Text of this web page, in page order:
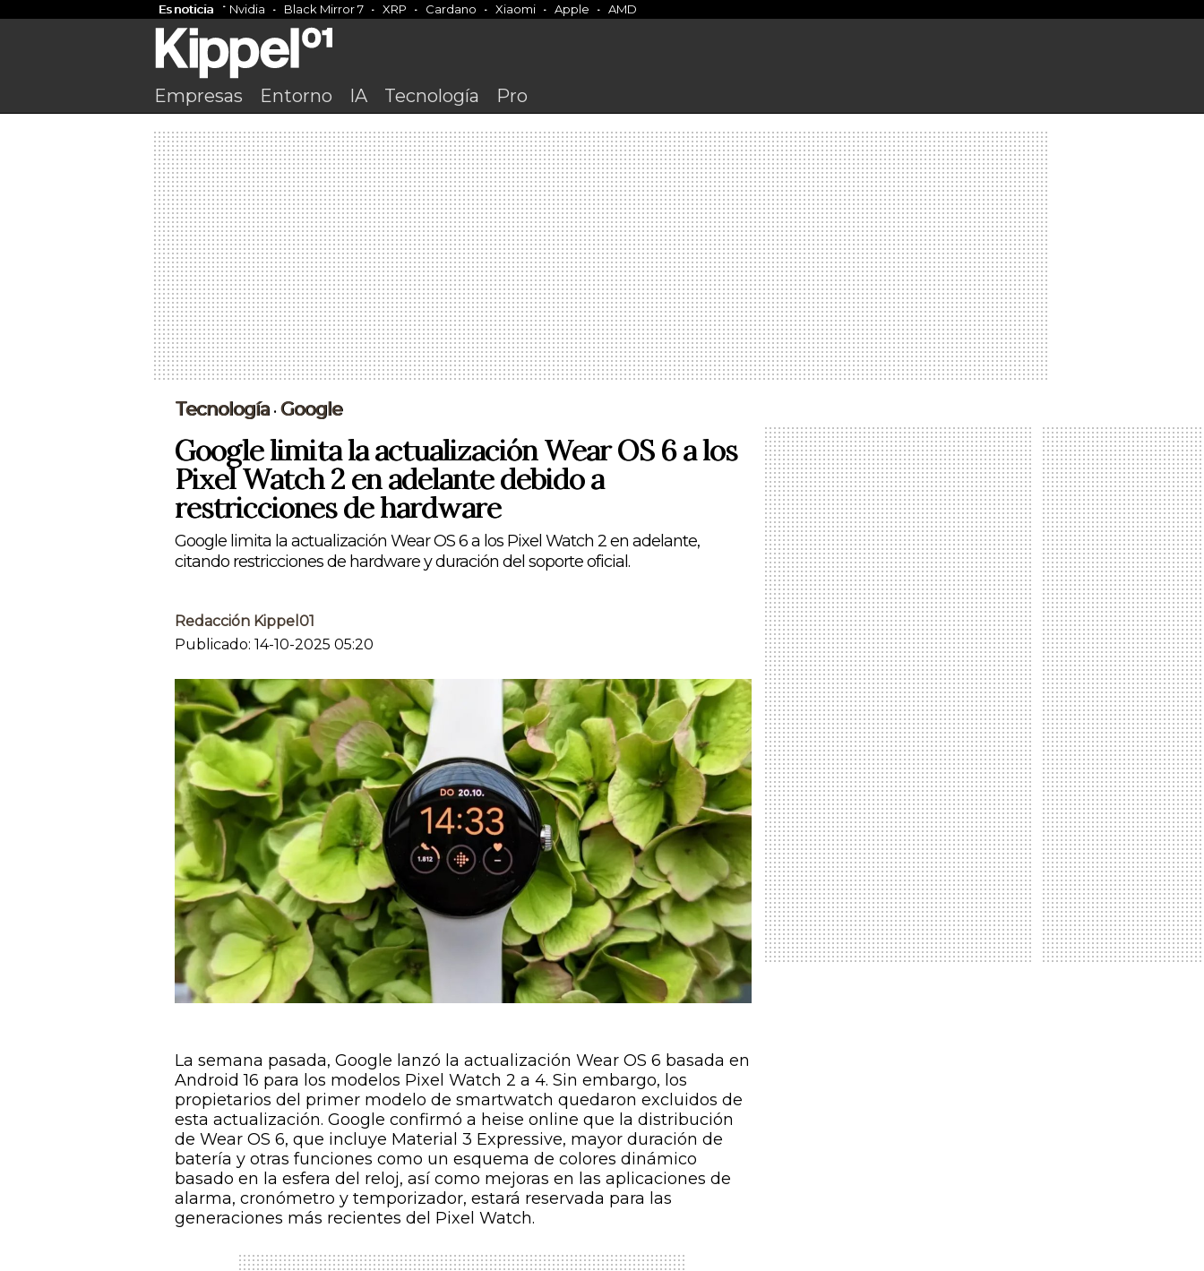
Es noticia Nvidia Black Mirror 7 XRP Cardano Xiaomi Apple AMD
Empresas Entorno IA Tecnología Pro
Tecnología • Google
Google limita la actualización Wear OS 6 a los
Pixel Watch 2 en adelante debido a
restricciones de hardware
Google limita la actualización Wear OS 6 a los Pixel Watch 2 en adelante,
citando restricciones de hardware y duración del soporte oficial.
Redacción Kippel01
Publicado: 14-10-2025 05:20
La semana pasada, Google lanzó la actualización Wear OS 6 basada en
Android 16 para los modelos Pixel Watch 2 a 4. Sin embargo, los
propietarios del primer modelo de smartwatch quedaron excluidos de
esta actualización. Google confirmó a heise online que la distribución
de Wear OS 6, que incluye Material 3 Expressive, mayor duración de
batería y otras funciones como un esquema de colores dinámico
basado en la esfera del reloj, así como mejoras en las aplicaciones de
alarma, cronómetro y temporizador, estará reservada para las
generaciones más recientes del Pixel Watch.